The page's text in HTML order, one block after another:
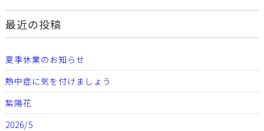
最近の投稿
夏季休業のお知らせ
熱中症に気を付けましょう
紫陽花
2026/5